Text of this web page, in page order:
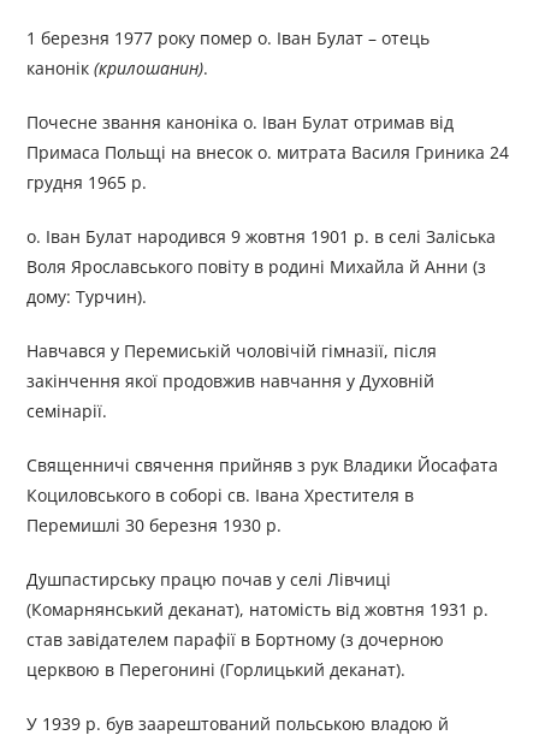
1 березня 1977 року помер о. Іван Булат – отець
канонік(крилошанин).
Почесне звання каноніка о. Іван Булат отримав від
Примаса Польщі на внесок о. митрата Василя Гриника 24
грудня 1965 р.
о. Іван Булат народився 9 жовтня 1901 р. в селі Заліська
Воля Ярославського повіту в родині Михайла й Анни (з
дому: Турчин).
Навчався у Перемиській чоловічій гімназії, після
закінчення якої продовжив навчання у Духовній
семінарії.
Священничі свячення прийняв з рук Владики Йосафата
Коциловського в соборі св. Івана Хрестителя в
Перемишлі 30 березня 1930 р.
Душпастирську працю почав у селі Лівчиці
(Комарнянський деканат), натомість від жовтня 1931 р.
став завідателем парафії в Бортному (з дочерною
церквою в Перегонині (Горлицький деканат).
У 1939 р. був заарештований польською владою й